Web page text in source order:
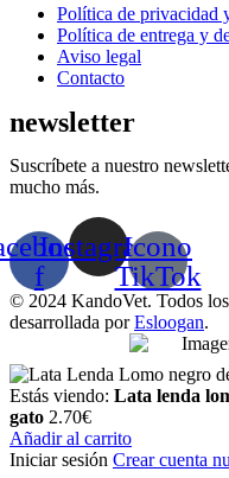
Menú
Política de privacidad
Política de entrega y
Aviso legal
Contacto
newsletter
Suscríbete a nuestro
mucho más.
f
InstagramIcono
TikTok
© 2024 KandoVet. Todos
desarrollada porEsloogan.
Estás viendo: Lata lenda
gato 2.70€
Añadir al carrito
Iniciar sesión Crear cuenta